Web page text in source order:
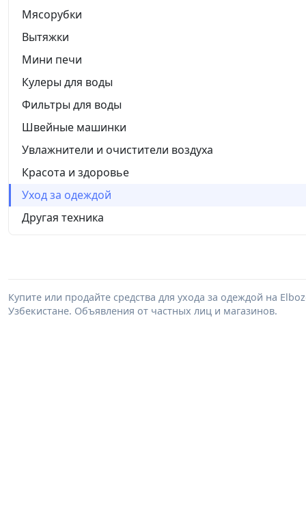
Мясорубки
Вытяжки
Мини печи
Кулеры для воды
Фильтры для воды
Швейные машинки
Увлажнители и очистители воздуха
Красота и здоровье
Уход за одеждой
Другая техника
Купите или продайте средства для ухода за одеждой на
Узбекистане. Объявления от частных лиц и магазинов.